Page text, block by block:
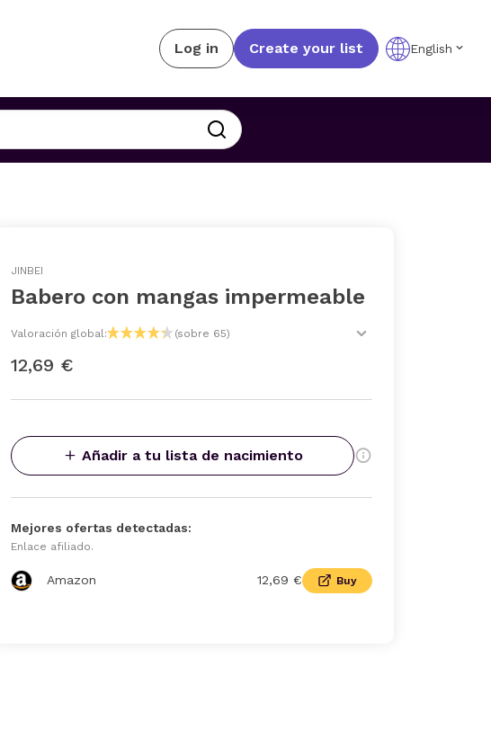
Log in Create your list English
JINBEI
Babero con mangas impermeable
Valoración global: (sobre 65)
12,69 €
Añadir a tu lista de nacimiento
Mejores ofertas detectadas:
Enlace afiliado.
Amazon 12,69 € Buy